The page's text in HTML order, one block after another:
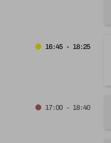
16:45 - 18:25
17:00 - 18:40